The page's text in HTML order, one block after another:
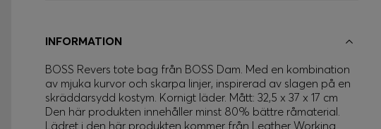
INFORMATION
BOSS Revers tote bag från BOSS Dam. Med en kombination
av mjuka kurvor och skarpa linjer, inspirerad av slagen på en
skräddarsydd kostym. Kornigt läder. Mått: 32,5 x 37 x 17 cm
Den här produkten innehåller minst 80% bättre råmaterial.
Lädret i den här produkten kommer från Leather Working